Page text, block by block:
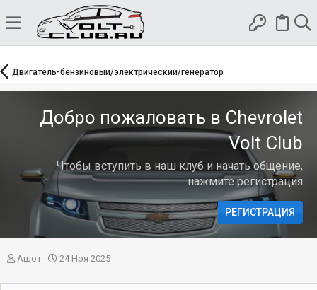
Двигатель-бензиновый/электрический/генератор
Добро пожаловать в Chevrolet
Volt Club
Чтобы вступить в наш клуб и начать общение,
нажмите регистрация
РЕГИСТРАЦИЯ
А
т
Ашот
Д
т
24 Ноя 2025